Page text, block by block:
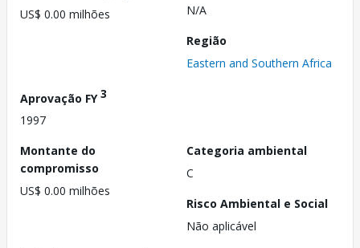
US$ 0.00 milhões
N/A
Região
Eastern and Southern Africa
Aprovação FY3
1997
Montante do
compromisso
US$ 0.00 milhões
Categoria ambiental
C
Risco Ambiental e Social
Não aplicável